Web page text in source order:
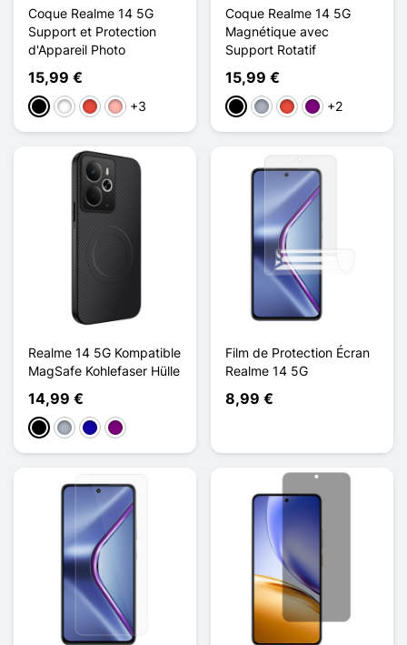
Coque Realme 14 5G
Support et Protection
d'Appareil Photo
15,99 €
Schwarz
WeißRot Roségold
+3
Coque Realme 14 5G
Magnétique avec
Support Rotatif
15,99 €
Schwarz
GrauRot Violett
+2
Realme 14 5G Kompatible
MagSafe Kohlefaser Hülle
14,99 €
Schwarz
GrauDunkelblau
Violett
Film de Protection Écran
Realme 14 5G
8,99 €